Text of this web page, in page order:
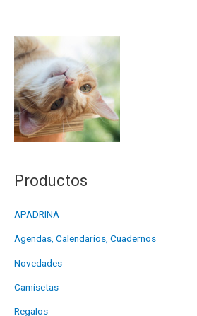
Productos
APADRINA
Agendas, Calendarios, Cuadernos
Novedades
Camisetas
Regalos